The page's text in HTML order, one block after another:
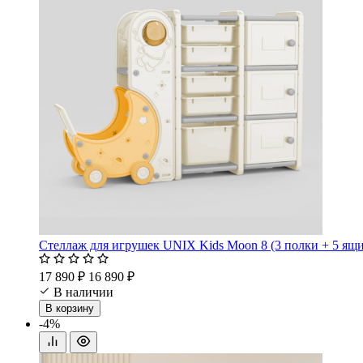
Стеллаж для игрушек UNIX Kids Moon 8 (3 полки + 5
17 890 ₽ 16 890 ₽
В наличии
В корзину
-4%